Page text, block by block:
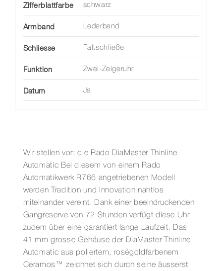
Zifferblattfarbe schwarz
Armband Lederband
Schliesse Faltschließe
Funktion Zwei-Zeigeruhr
Datum Ja
Wir stellen vor: die Rado DiaMaster Thinline
Automatic Bei diesem von einem Rado
Automatikwerk R766 angetriebenen Modell
werden Tradition und Innovation nahtlos
miteinander vereint. Dank einer beeindruckenden
Gangreserve von 72 Stunden verfügt diese Uhr
zudem über eine garantiert lange Laufzeit. Das
41 mm grosse Gehäuse der DiaMaster Thinline
Automatic aus poliertem, roségoldfarbenem
Ceramos™ zeichnet sich durch seine äusserst